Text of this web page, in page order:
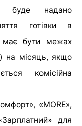
буде надано
готівки в
має бути межах
на місяць, якщо
комісійна
«MORE»,
для